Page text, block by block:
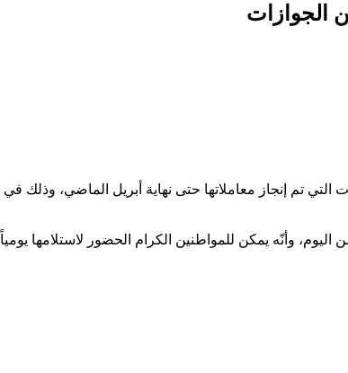
الجوازات
3 يونيو 2024، عن وصول الدفعة الثالثة من الجوازات التي تم إنجاز معاملاتها حتى نهاية
وأنّه يمكن للمواطنين الكرام الحضور لاستلامها